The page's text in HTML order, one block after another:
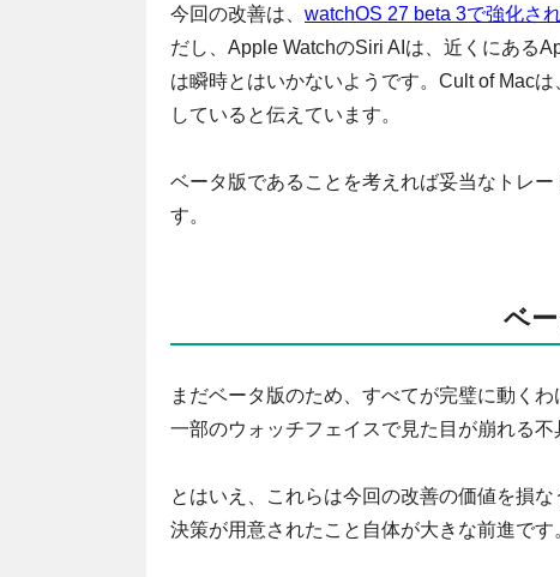
今回の改善は、 watchOS 27 beta 3で強化さ
だし、Apple WatchのSiri AIは、近くにある
は瞬時とはいかないようです。Cult of Mac
していると伝えています。
ベータ版であることを考えれば妥当なトレ
す。
ベ
まだベータ版のため、すべてが完璧に動く
一部のウォッチフェイスで見た目が崩れる
とはいえ、これらは今回の改善の価値を損
決策が用意されたこと自体が大きな前進です